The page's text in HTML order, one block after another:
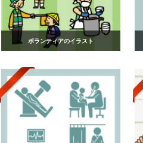
ボランティアのイラスト